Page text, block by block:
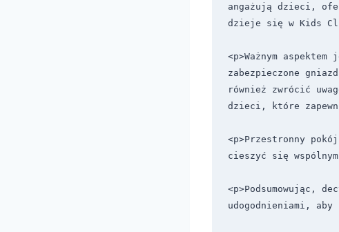
angażują dzieci,
dzieje się w Kids
<p>Ważnym
zabezpieczone
również zwrócić
dzieci, które
<p>Przestronny
cieszyć się
<p>Podsumowując,
udogodnieniami,